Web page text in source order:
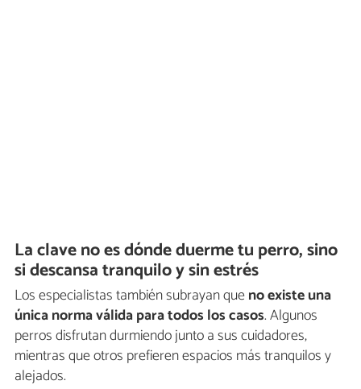
La clave no es dónde duerme tu perro, sino
si descansa tranquilo y sin estrés
Los especialistas también subrayan queno existe una
única norma válida para todos los casos. Algunos
perros disfrutan durmiendo junto a sus cuidadores,
mientras que otros prefieren espacios más tranquilos y
alejados.